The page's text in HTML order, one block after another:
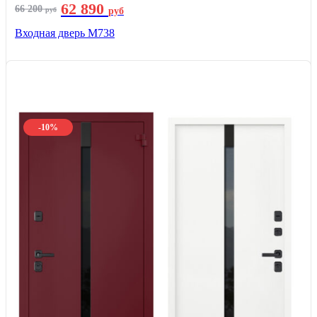
66 200руб 62 890 руб
Входная дверь М738
-10%